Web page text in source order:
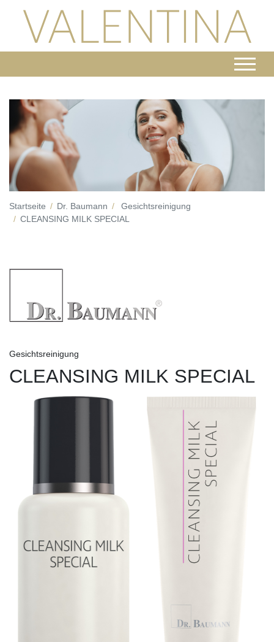
Startseite Dr. Baumann
Gesichtsreinigung
CLEANSING MILK SPECIAL
Gesichtsreinigung
CLEANSING MILK SPECIAL